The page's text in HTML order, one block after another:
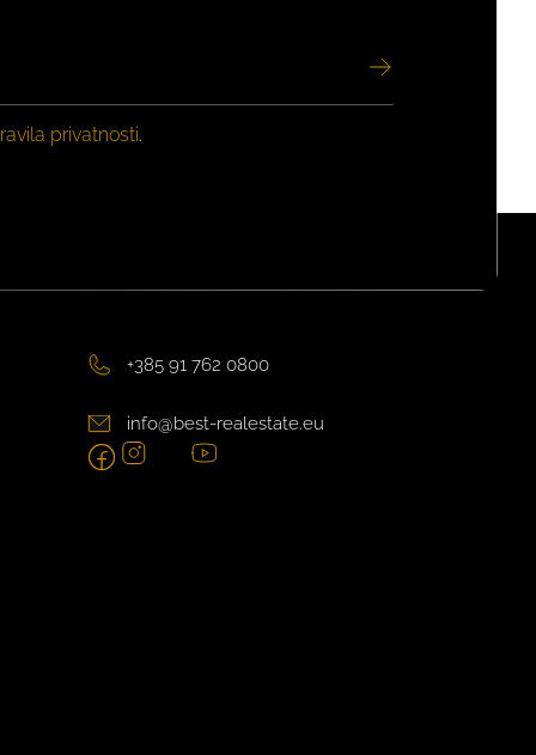
privatnosti.
+385 91 762 0800
info@best-realestate.eu